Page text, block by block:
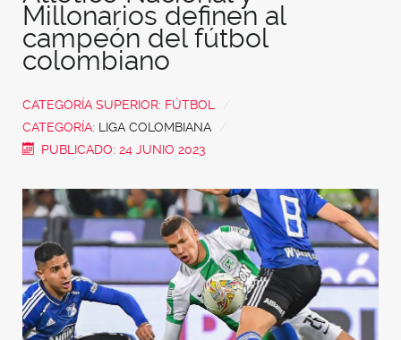
Millonarios definen al
campeón del fútbol
colombiano
CATEGORÍA SUPERIOR: FÚTBOL
CATEGORÍA: LIGA COLOMBIANA
PUBLICADO: 24 JUNIO 2023